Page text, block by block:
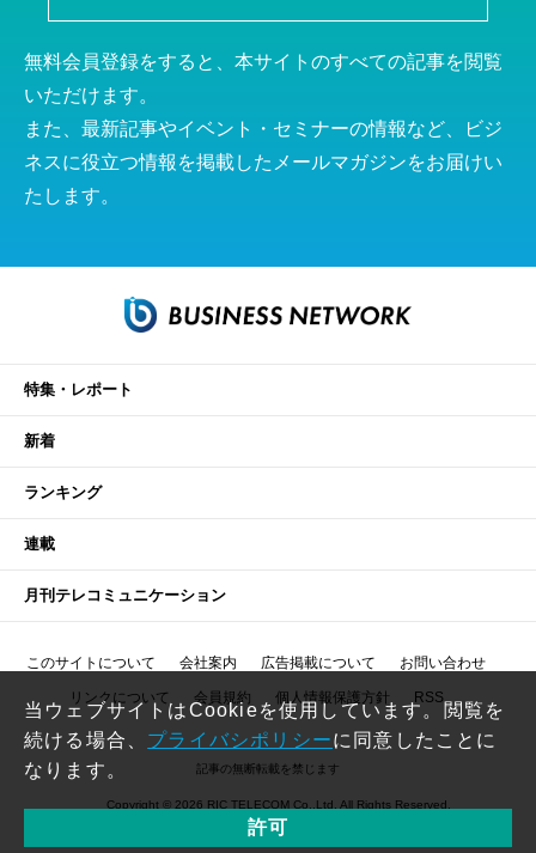
無料会員登録をすると、本サイトのすべての記事を閲覧
いただけます。
また、最新記事やイベント・セミナーの情報など、ビジ
ネスに役立つ情報を掲載したメールマガジンをお届けい
たします。
特集・レポート
新着
ランキング
連載
月刊テレコミュニケーション
このサイトについて 会社案内 広告掲載について お問い合わせ
リンクについて 会員規約 個人情報保護方針 RSS
記事の無断転載を禁じます
Copyright © 2026 RIC TELECOM Co.,Ltd. All Rights Reserved.
当ウェブサイトはCookieを使用しています。閲覧を
続ける場合、 プライバシポリシーに同意したことに
なります。
許可